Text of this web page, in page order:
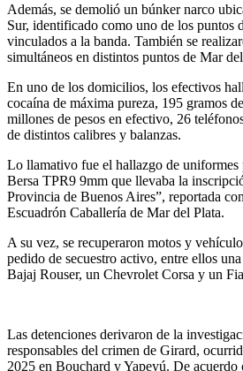
Además, se demolió un búnker narco
Sur, identificado como uno de los puntos
vinculados a la banda. También se
simultáneos en distintos puntos de Mar
En uno de los domicilios, los efectivos
cocaína de máxima pureza, 195 gramos
millones de pesos en efectivo, 26
de distintos calibres y balanzas.
Lo llamativo fue el hallazgo de uniformes
Bersa TPR9 9mm que llevaba la
Provincia de Buenos Aires”, reportada
Escuadrón Caballería de Mar del Plata.
A su vez, se recuperaron motos y
pedido de secuestro activo, entre ellos
Bajaj Rouser, un Chevrolet Corsa y un
Las detenciones derivaron de la
responsables del crimen de Girard,
2025 en Bouchard y Yapeyú. De acuerdo